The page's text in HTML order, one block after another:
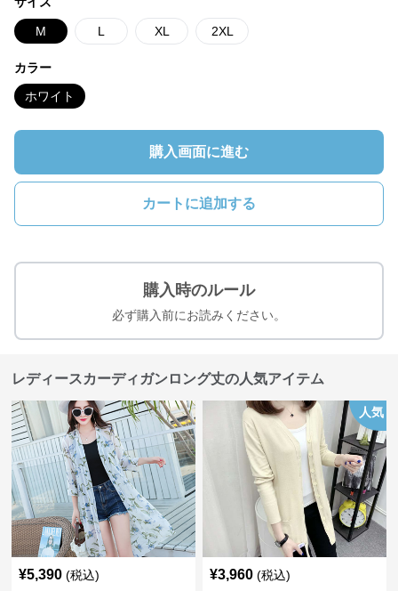
M L XL 2XL
カラー
ホワイト
購入画面に進む
カートに追加する
購入時のルール
必ず購入前にお読みください。
レディースカーディガンロング丈の人気アイテム
¥5,390 (税込)
人気
¥3,960 (税込)